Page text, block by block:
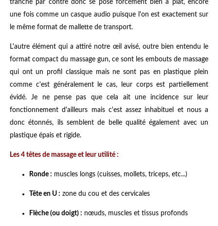
tranche par contre donc se pose forcément bien à plat, encore
une fois comme un casque audio puisque l'on est exactement sur
le même format de mallette de transport.
L'autre élément qui a attiré notre œil avisé, outre bien entendu le
format compact du massage gun, ce sont les embouts de massage
qui ont un profil classique mais ne sont pas en plastique plein
comme c'est généralement le cas, leur corps est partiellement
évidé. Je ne pense pas que cela ait une incidence sur leur
fonctionnement d'ailleurs mais c'est assez inhabituel et nous a
donc étonnés, ils semblent de belle qualité également avec un
plastique épais et rigide.
Les 4 têtes de massage et leur utilité :
Ronde : muscles longs (cuisses, mollets, triceps, etc...)
Tête en U : zone du cou et des cervicales
Flèche (ou doigt) : nœuds, muscles et tissus profonds